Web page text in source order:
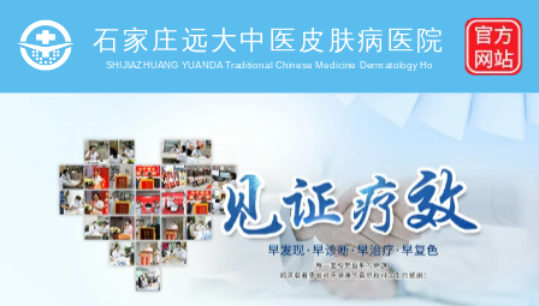
石家庄远大中医皮肤病医院
SHIJIAZHUANG YUANDA Traditional Chinese Medicine Dermatology Ho